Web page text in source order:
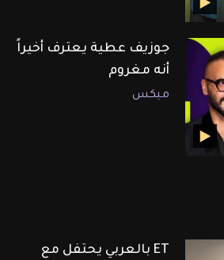
جوزيف عطية يعترف أخيراً
أنه مغروم
ميكس
ET بالعربي يحتفل مع